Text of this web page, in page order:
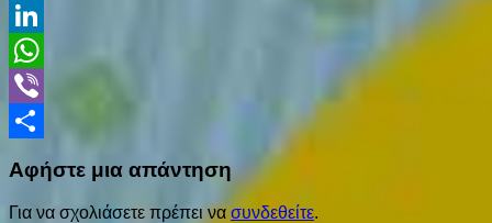
Email
LinkedIn
WhatsApp
Viber
Αφήστε μια απάντηση
Για να σχολιάσετε πρέπει νασυνδεθείτε.